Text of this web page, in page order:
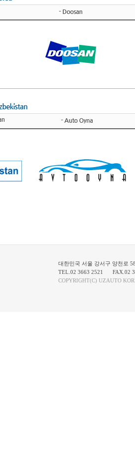
대한민국 서울 강서구 양천로
TEL.02 3663 2521
FAX.02
COPYRIGHT(C) UZAUTO